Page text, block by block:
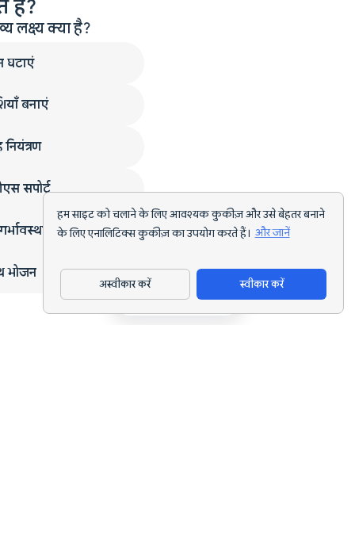
हम साइट को चलाने के लिए आवश्यक कुकीज़ और उसे बेहतर बनाने
के लिए एनालिटिक्स कुकीज़ का उपयोग करते हैं। और जानें
अस्वीकार करें स्वीकार करें
ऐप डाउनलोड करें
हैं?
लक्ष्य क्या है?
घटाएं
बनाएं
सपोर्ट
भोजन